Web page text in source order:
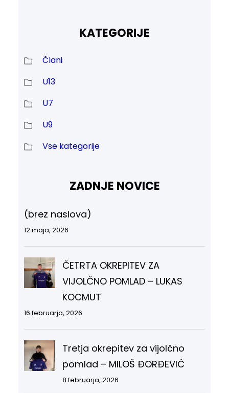
KATEGORIJE
Člani
U13
U7
U9
Vse kategorije
ZADNJE NOVICE
(brez naslova)
12 maja, 2026
ČETRTA OKREPITEV ZA
VIJOLČNO POMLAD – LUKAS
KOCMUT
16 februarja, 2026
Tretja okrepitev za vijolčno
pomlad – MILOŠ ĐORĐEVIĆ
8 februarja, 2026